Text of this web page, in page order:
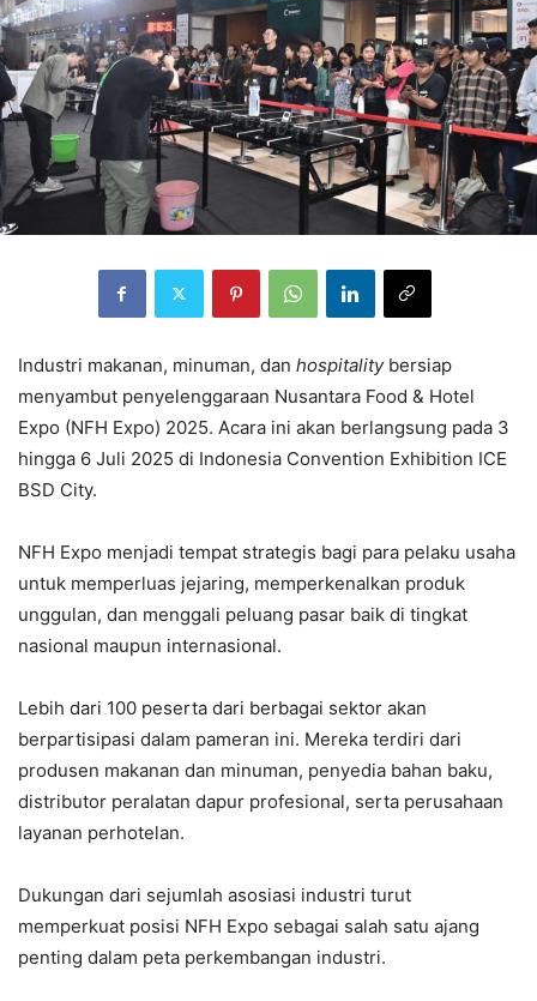
Industri makanan, minuman, dan hospitalitybersiap
menyambut penyelenggaraan Nusantara Food & Hotel
Expo (NFH Expo) 2025. Acara ini akan berlangsung pada 3
hingga 6 Juli 2025 di Indonesia Convention Exhibition ICE
BSD City.
NFH Expo menjadi tempat strategis bagi para pelaku usaha
untuk memperluas jejaring, memperkenalkan produk
unggulan, dan menggali peluang pasar baik di tingkat
nasional maupun internasional.
Lebih dari 100 peserta dari berbagai sektor akan
berpartisipasi dalam pameran ini. Mereka terdiri dari
produsen makanan dan minuman, penyedia bahan baku,
distributor peralatan dapur profesional, serta perusahaan
layanan perhotelan.
Dukungan dari sejumlah asosiasi industri turut
memperkuat posisi NFH Expo sebagai salah satu ajang
penting dalam peta perkembangan industri.